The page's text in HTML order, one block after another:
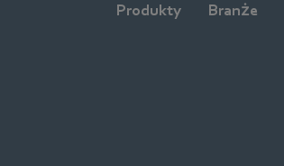
Produkty Branże